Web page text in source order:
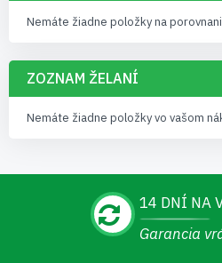
Nemáte žiadne položky na
ZOZNAM ŽELANÍ
Nemáte žiadne položky vo vašom
14 DNÍ NA
Garancia